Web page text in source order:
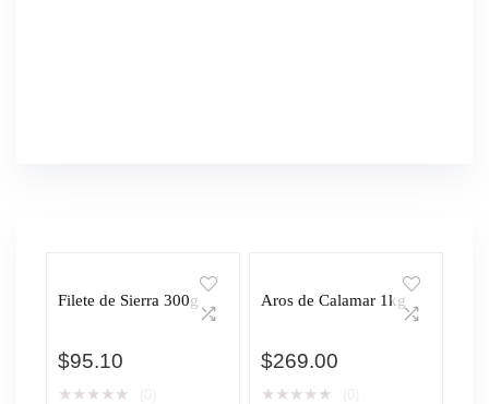
Filete de Sierra 300g
$95.10
★ ★ ★ ★ ★
Aros de Calamar 1kg
$269.00
★ ★ ★ ★ ★